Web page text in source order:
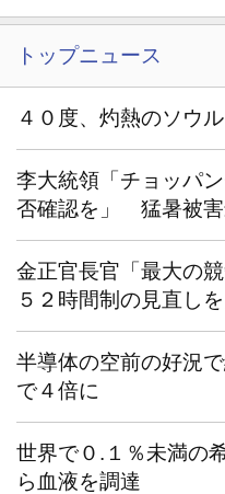
トップニュース
４０度、灼熱のソウル
李大統領「チョッパ
否確認を」 猛暑被害
金正官長官「最大の
５２時間制の見直しを
半導体の空前の好況
で４倍に
世界で０.１％未満の
ら血液を調達